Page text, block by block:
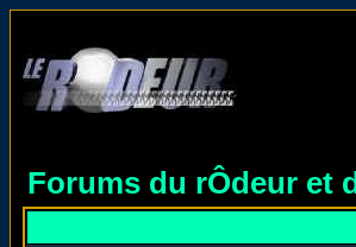
Forums du rÔdeur et